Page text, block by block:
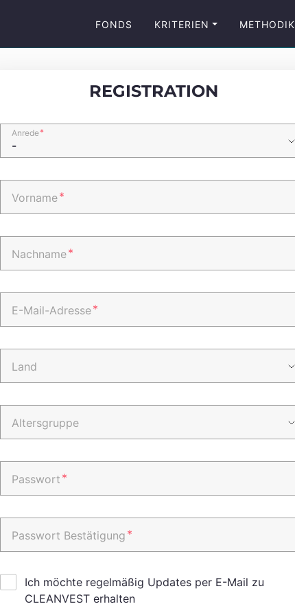
FONDS KRITERIEN METHODIK
REGISTRATION
Anrede*
Vorname*
Nachname*
E-Mail-Adresse*
Land
Altersgruppe
Passwort *
Passwort Bestätigung *
Ich möchte regelmäßig Updates per E-Mail zu
CLEANVEST erhalten